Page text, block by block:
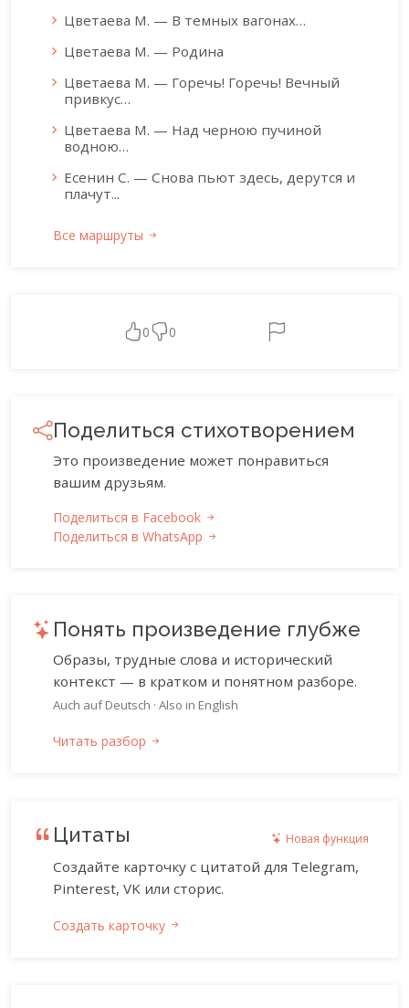
Цветаева М. — В темных вагонах…
Цветаева М. — Родина
Цветаева М. — Горечь! Горечь! Вечный
привкус…
Цветаева М. — Над черною пучиной
водною…
Есенин С. — Снова пьют здесь, дерутся и
плачут...
Все маршруты
0 0
Поделиться стихотворением
Это произведение может понравиться
вашим друзьям.
Поделиться в Facebook
Поделиться в WhatsApp
Понять произведение глубже
Образы, трудные слова и исторический
контекст — в кратком и понятном разборе.
Auch auf Deutsch · Also in English
Читать разбор
Цитаты Новая функция
Создайте карточку с цитатой для Telegram,
Pinterest, VK или сторис.
Создать карточку